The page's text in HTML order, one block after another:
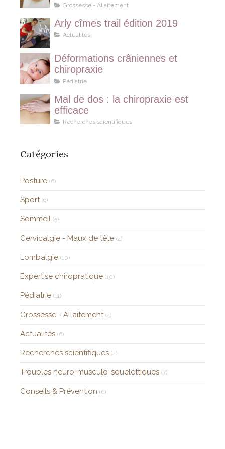
Grossesse - Allaitement
Arly cîmes trail édition 2019
Actualités
Déformations crâniennes et
chiropraxie
Pédiatrie
Mal de dos : la chiropraxie est
efficace
Recherches scientifiques
Catégories
Posture (6)
Sport (9)
Sommeil (5)
Cervicalgie - Maux de tête (4)
Lombalgie (10)
Expertise chiropratique (10)
Pédiatrie (11)
Grossesse - Allaitement (4)
Actualités (6)
Recherches scientifiques (4)
Troubles neuro-musculo-squelettiques (7)
Conseils & Prévention (6)